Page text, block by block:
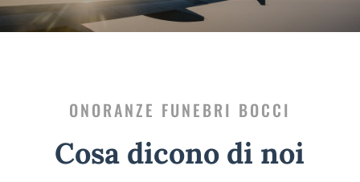
ONORANZE FUNEBRI BOCCI
Cosa dicono di noi